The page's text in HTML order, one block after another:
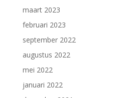
maart 2023
februari 2023
september 2022
augustus 2022
mei 2022
januari 2022